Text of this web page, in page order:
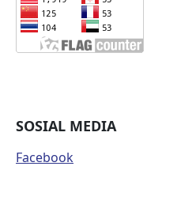
SOSIAL MEDIA
Facebook